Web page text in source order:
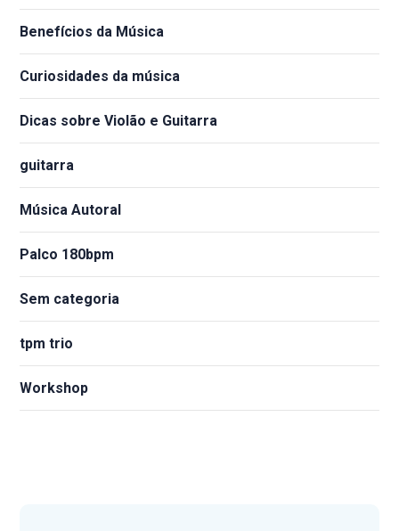
Benefícios da Música
Curiosidades da música
Dicas sobre Violão e Guitarra
guitarra
Música Autoral
Palco 180bpm
Sem categoria
tpm trio
Workshop